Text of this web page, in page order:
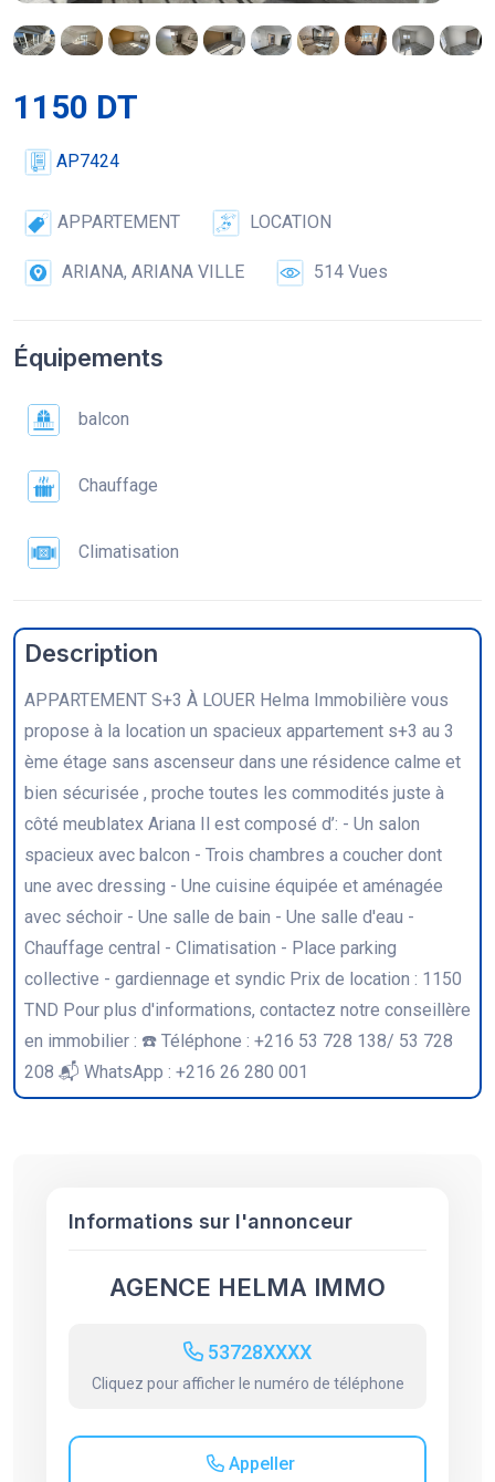
1150 DT
AP7424
APPARTEMENT LOCATION
ARIANA, ARIANA VILLE 514 Vues
Équipements
balcon
Chauffage
Climatisation
Description
APPARTEMENT S+3 À LOUER Helma Immobilière vous
propose à la location un spacieux appartement s+3 au 3
ème étage sans ascenseur dans une résidence calme et
bien sécurisée , proche toutes les commodités juste à
côté meublatex Ariana Il est composé d’: - Un salon
spacieux avec balcon - Trois chambres a coucher dont
une avec dressing - Une cuisine équipée et aménagée
avec séchoir - Une salle de bain - Une salle d'eau -
Chauffage central - Climatisation - Place parking
collective - gardiennage et syndic Prix de location : 1150
TND Pour plus d'informations, contactez notre conseillère
en immobilier : ☎️ Téléphone : +216 53 728 138/ 53 728
208 📬 WhatsApp : +216 26 280 001
Informations sur l'annonceur
AGENCE HELMA IMMO
53728XXXX
Cliquez pour afficher le numéro de téléphone
Appeller